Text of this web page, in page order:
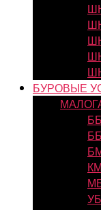
БУРОВЫЕ